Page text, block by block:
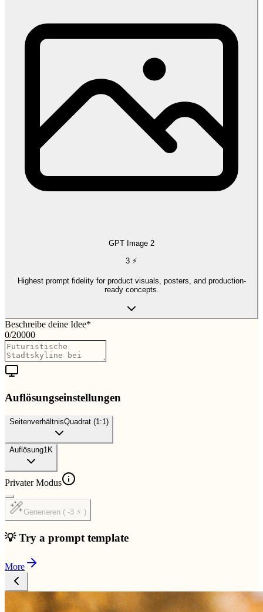
GPT Image 2
3 ⚡
Highest prompt fidelity for product visuals, posters, and production-
ready concepts.
Beschreibe deine Idee*
0/20000
Auflösungseinstellungen
SeitenverhältnisQuadrat (1:1)
Auflösung1K
Privater Modus
Generieren ( -3 ⚡ )
💡 Try a prompt template
More